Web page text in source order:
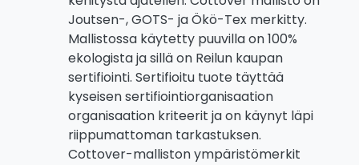
Joutsen-, GOTS- ja Ökö-Tex merkitty.
Mallistossa käytetty puuvilla on 100%
ekologista ja sillä on Reilun kaupan
sertifiointi. Sertifioitu tuote täyttää
kyseisen sertifiointiorganisaation
organisaation kriteerit ja on käynyt läpi
riippumattoman tarkastuksen.
Cottover-malliston ympäristömerkit